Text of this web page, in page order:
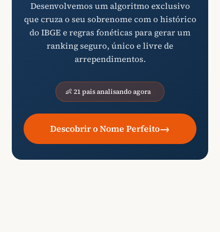
Desenvolvemos um algoritmo exclusivo
que cruza o seu sobrenome com o histórico
do IBGE e regras fonéticas para gerar um
ranking seguro, único e livre de
arrependimentos.
👶 21 pais analisando agora
Descobrir o Nome Perfeito→